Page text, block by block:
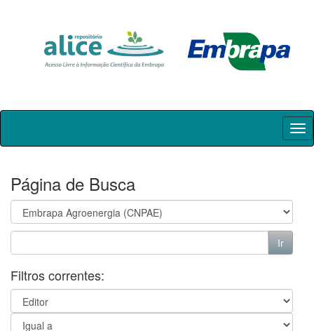
Skip
Página de Busca
Filtros correntes: